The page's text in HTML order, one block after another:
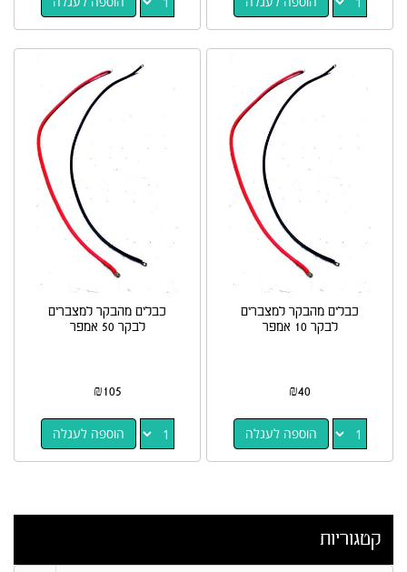
כבלים מהבקר למצברים
לבקר 10 אמפר
₪40
הוספה לעגלה
כבלים מהבקר למצברים
לבקר 50 אמפר
₪105
הוספה לעגלה
קטגוריות